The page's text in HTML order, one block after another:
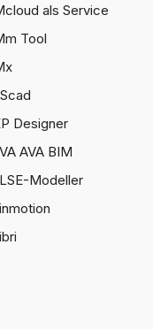
als Service
Tool
Designer
AVA BIM
Modeller